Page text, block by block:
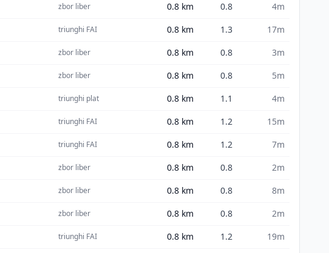
zbor liber 0.8 km 0.8
4m
triunghi FAI 0.8 km 1.3
17m
zbor liber 0.8 km 0.8
3m
zbor liber 0.8 km 0.8
5m
triunghi plat 0.8 km 1.1
4m
triunghi FAI 0.8 km 1.2
15m
triunghi FAI 0.8 km 1.2
7m
zbor liber 0.8 km 0.8
2m
zbor liber 0.8 km 0.8
8m
zbor liber 0.8 km 0.8
2m
triunghi FAI 0.8 km 1.2
19m